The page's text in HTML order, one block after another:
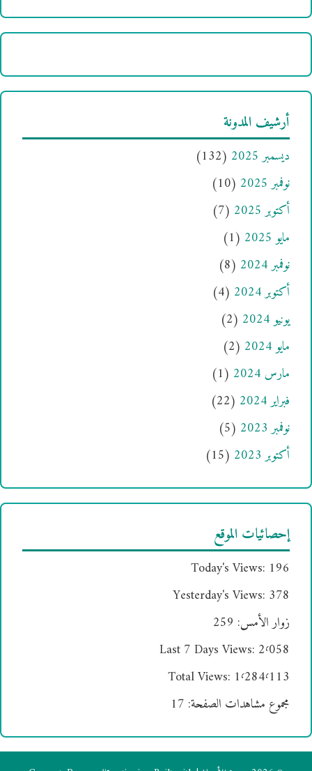
أرشيف المدونة
ديسمبر 2025
(132)
نوفمبر 2025
(10)
أكتوبر 2025
(7)
مايو 2025
(1)
نوفمبر 2024
(8)
أكتوبر 2024
(4)
يونيو 2024
(2)
مايو 2024
(2)
مارس 2024
(1)
فبراير 2024
(22)
نوفمبر 2023
(5)
أكتوبر 2023
(15)
إحصائيات الموقع
Today's Views: 196
Yesterday's Views: 378
زوار الأمس: 259
Last 7 Days Views: 2٬058
Total Views: 1٬284٬113
مجموع مشاهدات الصفحة: 17